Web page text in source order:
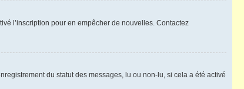
l’inscription pour en empêcher de nouvelles. Contactez
du statut des messages, lu ou non-lu, si cela a été activé